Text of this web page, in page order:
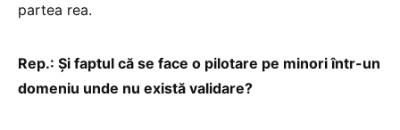
partea rea.
Rep.: Și faptul că se face o pilotare pe minori într-un
domeniu unde nu există validare?